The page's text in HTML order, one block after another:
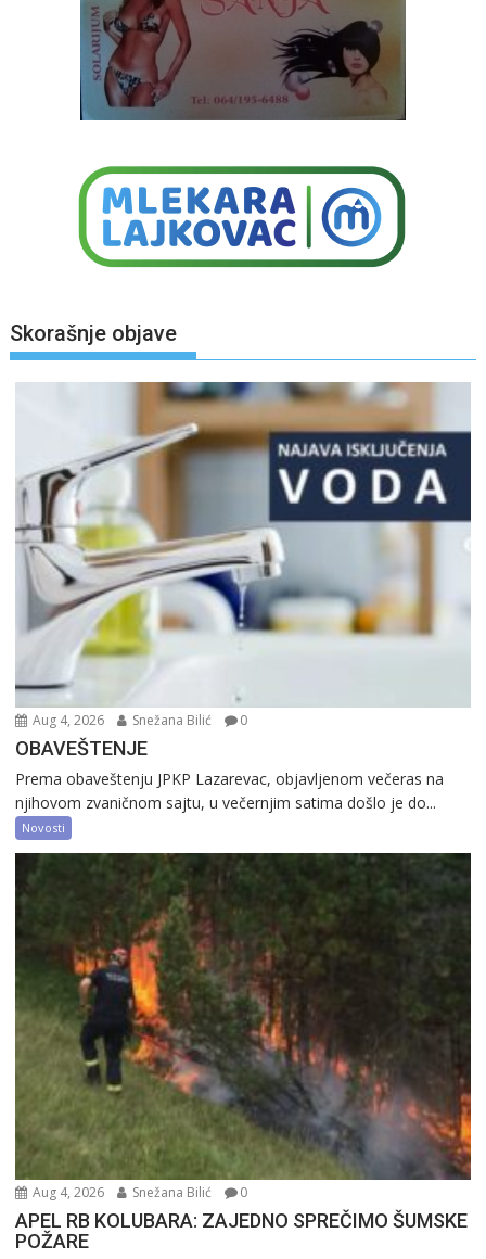
Skorašnje objave
Aug 4, 2026 Snežana Bilić 0
OBAVEŠTENJE
Prema obaveštenju JPKP Lazarevac, objavljenom večeras na
njihovom zvaničnom sajtu, u večernjim satima došlo je do...
Novosti
Aug 4, 2026 Snežana Bilić 0
APEL RB KOLUBARA: ZAJEDNO SPREČIMO ŠUMSKE
POŽARE